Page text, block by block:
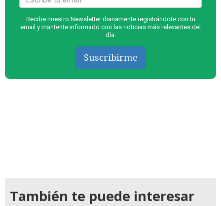
Recibe nuestro Newsletter diariamente registrándote con tu
email y mantente informado con las noticias más relevantes del
día.
Suscribirme
También te puede interesar